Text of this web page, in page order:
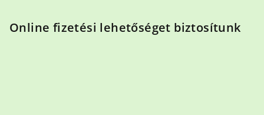
Online fizetési lehetőséget biztosítunk